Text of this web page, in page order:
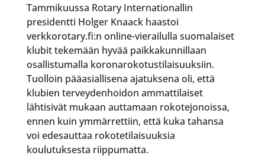
Tammikuussa Rotary Internationallin
presidentti Holger Knaack haastoi
verkkorotary.fi:n online-vierailulla suomalaiset
klubit tekemään hyvää paikkakunnillaan
osallistumalla koronarokotustilaisuuksiin.
Tuolloin pääasiallisena ajatuksena oli, että
klubien terveydenhoidon ammattilaiset
lähtisivät mukaan auttamaan rokotejonoissa,
ennen kuin ymmärrettiin, että kuka tahansa
voi edesauttaa rokotetilaisuuksia
koulutuksesta riippumatta.